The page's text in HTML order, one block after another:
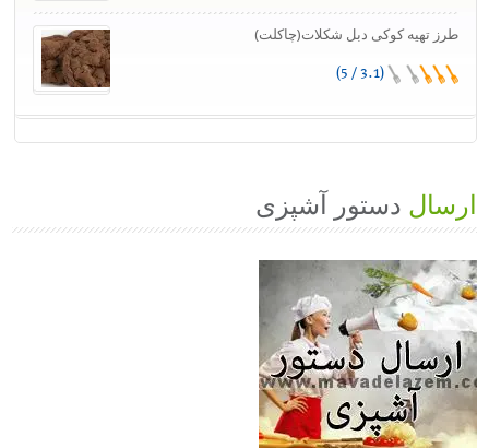
طرز تهیه کوکی دبل شکلات(چاکلت)
(3.1 / 5)
ارسال دستور آشپزی